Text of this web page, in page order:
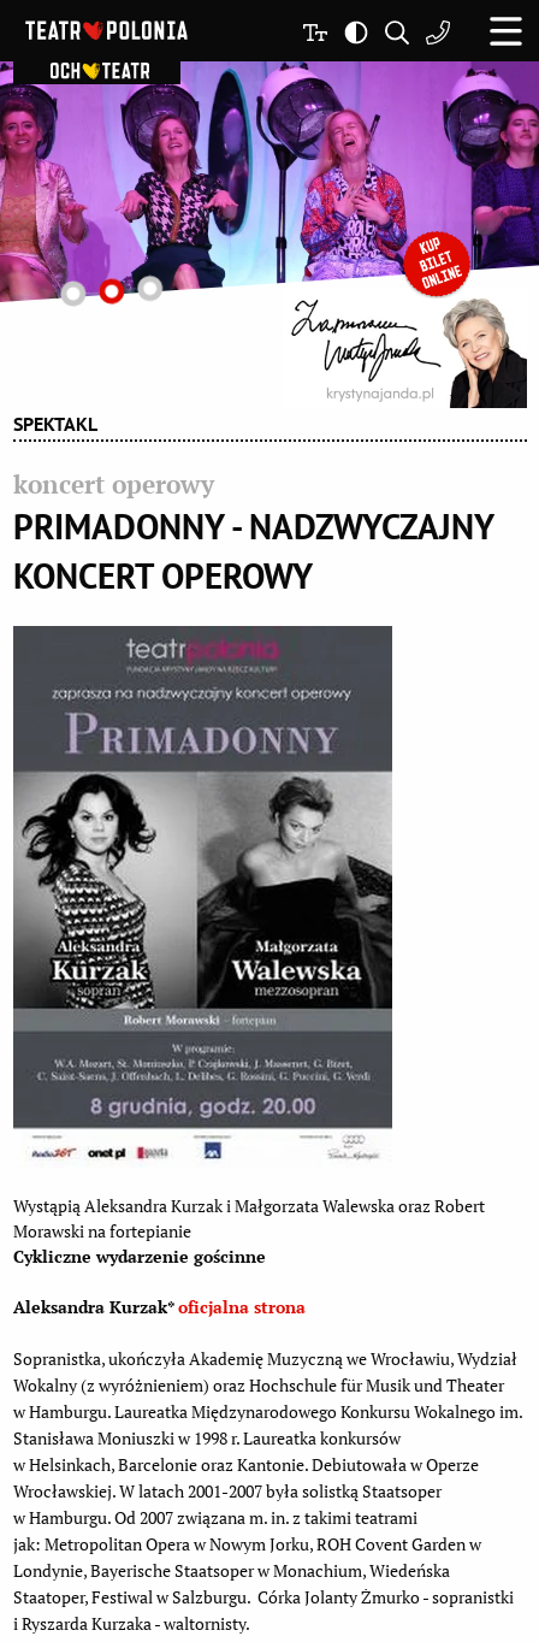
SPEKTAKL
koncert operowy
PRIMADONNY - NADZWYCZAJNY
KONCERT OPEROWY
Wystąpią Aleksandra Kurzak i Małgorzata Walewska oraz Robert
Morawski na fortepianie
Cykliczne wydarzenie gościnne
Aleksandra Kurzak*oficjalna strona
Sopranistka, ukończyła Akademię Muzyczną we Wrocławiu, Wydział
Wokalny (z wyróżnieniem) oraz Hochschule für Musik und Theater
w Hamburgu. Laureatka Międzynarodowego Konkursu Wokalnego im.
Stanisława Moniuszki w 1998 r. Laureatka konkursów
w Helsinkach, Barcelonie oraz Kantonie. Debiutowała w Operze
Wrocławskiej. W latach 2001-2007 była solistką Staatsoper
w Hamburgu. Od 2007 związana m. in. z takimi teatrami
jak: Metropolitan Opera w Nowym Jorku, ROH Covent Garden w
Londynie, Bayerische Staatsoper w Monachium, Wiedeńska
Staatoper, Festiwal w Salzburgu. Córka Jolanty Żmurko - sopranistki
i Ryszarda Kurzaka - waltornisty.